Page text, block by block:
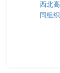
西北
同组